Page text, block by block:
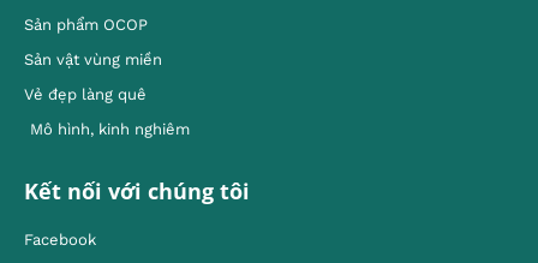
Sản phẩm OCOP
Sản vật vùng miền
Vẻ đẹp làng quê
Mô hình, kinh nghiêm
Kết nối với chúng tôi
Facebook